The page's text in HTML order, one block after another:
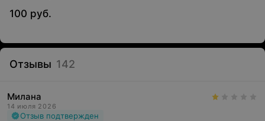
100 руб.
Отзывы 142
Милана
14 июля 2026
Отзыв подтвержден